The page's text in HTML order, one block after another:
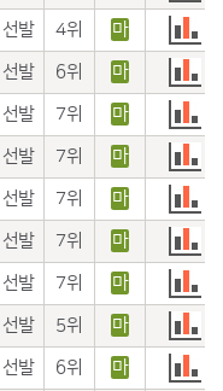
선발 4위 마
선발 6위 마
선발 7위 마
선발 7위 마
선발 7위 마
선발 7위 마
선발 7위 마
선발 5위 마
선발 6위 마